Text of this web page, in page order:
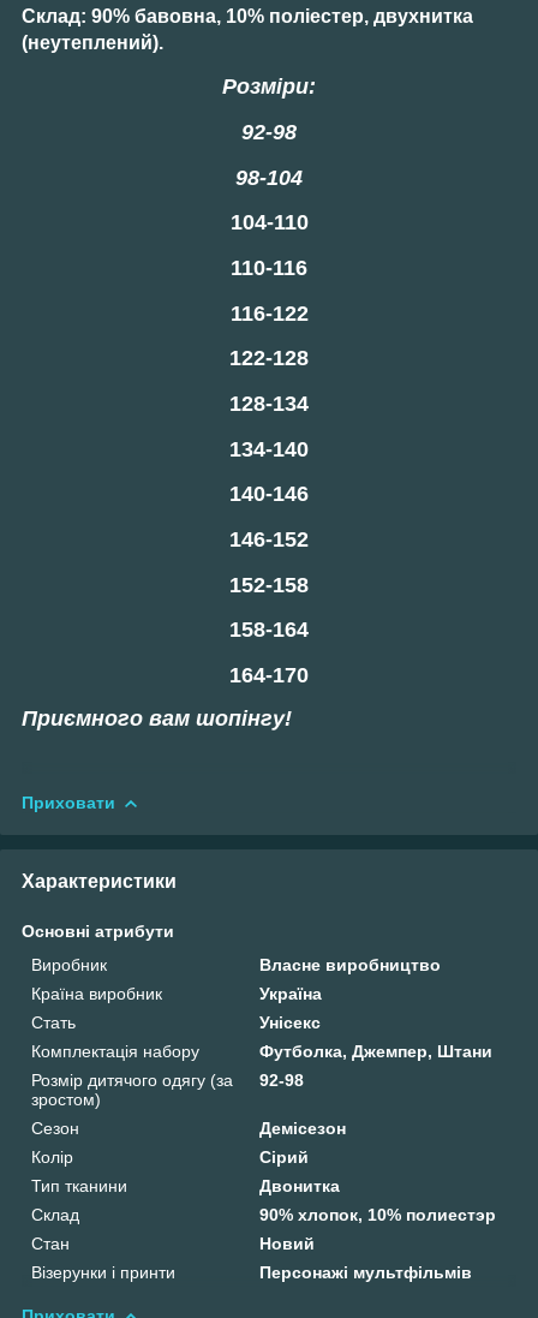
Склад: 90% бавовна, 10% поліестер, двухнитка
(неутеплений).
Розміри:
92-98
98-104
104-110
110-116
116-122
122-128
128-134
134-140
140-146
146-152
152-158
158-164
164-170
Приємного вам шопінгу!
Приховати
Характеристики
Основні атрибути
Виробник
Власне виробництво
Країна виробник
Україна
Стать
Унісекс
Комплектація набору
Футболка, Джемпер, Штани
Розмір дитячого одягу (за
зростом)
92-98
Сезон
Демісезон
Колір
Сірий
Тип тканини
Двонитка
Склад
90% хлопок, 10% полиестэр
Стан
Новий
Візерунки і принти
Персонажі мультфільмів